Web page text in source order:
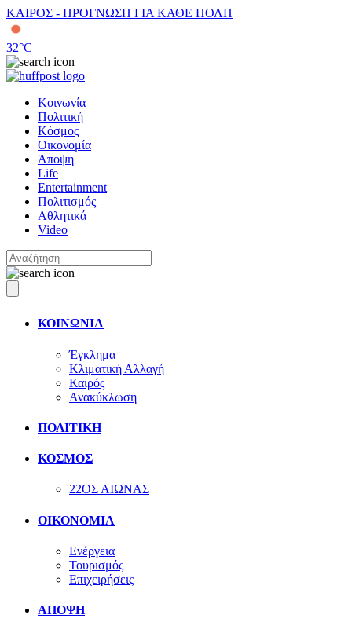
ΚΑΙΡΟΣ - ΠΡΟΓΝΩΣΗ ΓΙΑ ΚΑΘΕ ΠΟΛΗ
32°C
Κοινωνία
Πολιτική
Κόσμος
Οικονομία
Άποψη
Life
Entertainment
Πολιτισμός
Αθλητικά
Video
ΚΟΙΝΩΝΙΑ
Έγκλημα
Κλιματική Αλλαγή
Καιρός
Ανακύκλωση
ΠΟΛΙΤΙΚΗ
ΚΟΣΜΟΣ
22ΟΣ ΑΙΩΝΑΣ
ΟΙΚΟΝΟΜΙΑ
Ενέργεια
Τουρισμός
Επιχειρήσεις
ΑΠΟΨΗ